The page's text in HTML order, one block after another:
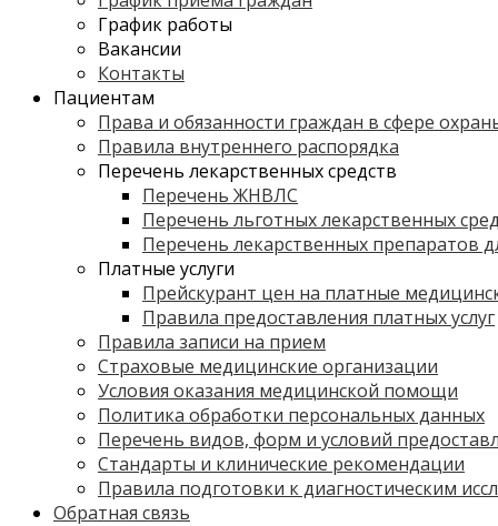
График работы
Вакансии
Контакты
Пациентам
Права и обязанности граждан в сфере
Правила внутреннего распорядка
Перечень лекарственных средств
Перечень ЖНВЛС
Перечень льготных лекарственных
Перечень лекарственных препаратов
Платные услуги
Прейскурант цен на платные
Правила предоставления платных услуг
Правила записи на прием
Страховые медицинские организации
Условия оказания медицинской помощи
Политика обработки персональных данных
Перечень видов, форм и условий
Стандарты и клинические рекомендации
Правила подготовки к диагностическим
Обратная связь